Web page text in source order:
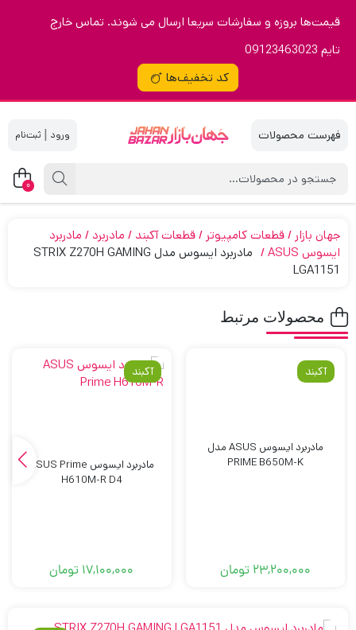
قیمت‌ها بروزه و سفارشات سریعا ارسال می شوند. تماس خارج
تایم 09123463023
کد تخفیف‌ها
|
0
جهان بازار قطعات کامپیوتر قطعات آکبند مادربرد
مادربرد
ایسوس ASUS
مادربرد ايسوس مدل STRIX Z270H GAMING
LGA1151
محصولات مرتبط
آکبند
مادربرد ایسوس ASUS مدل
PRIME B650M-K
23,200,000 تومان
آکبند
مادربرد ایسوس ASUS Prime
H610M-R D4
17,100,000 تومان